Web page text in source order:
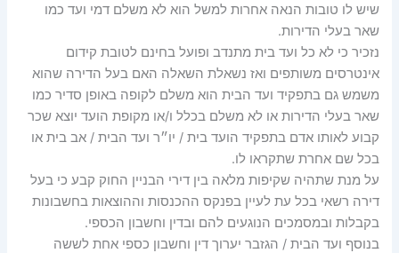
שיש לו טובות הנאה אחרות למשל הוא לא משלם דמי ועד כמו
שאר בעלי הדירות.
נזכיר כי לא כל ועד בית מתנדב ופועל בחינם לטובת קידום
אינטרסים משותפים ואז נשאלת השאלה האם בעל הדירה שהוא
משמש גם בתפקיד ועד הבית הוא משלם לקופה באופן סדיר כמו
שאר בעלי הדירות או לא משלם בכלל ו/או מקופת הועד יוצא שכר
קבוע לאותו אדם בתפקיד הועד בית / יו״ר ועד הבית / אב בית או
בכל שם אחרת שתקראו לו.
על מנת שתהיה שקיפות מלאה בין דירי הבניין החוק קבע כי בעל
דירה רשאי בכל עת לעיין בפנקס ההכנסות וההוצאות בחשבונות
בקבלות ובמסמכים הנוגעים להם ובדין וחשבון הכספי.
בנוסף ועד הבית / הגזבר יערוך דין וחשבון כספי אחת לששה